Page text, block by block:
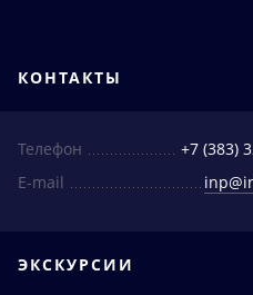
КОНТАКТЫ
Телефон
+7 (383)
E-mail
ЭКСКУРСИИ